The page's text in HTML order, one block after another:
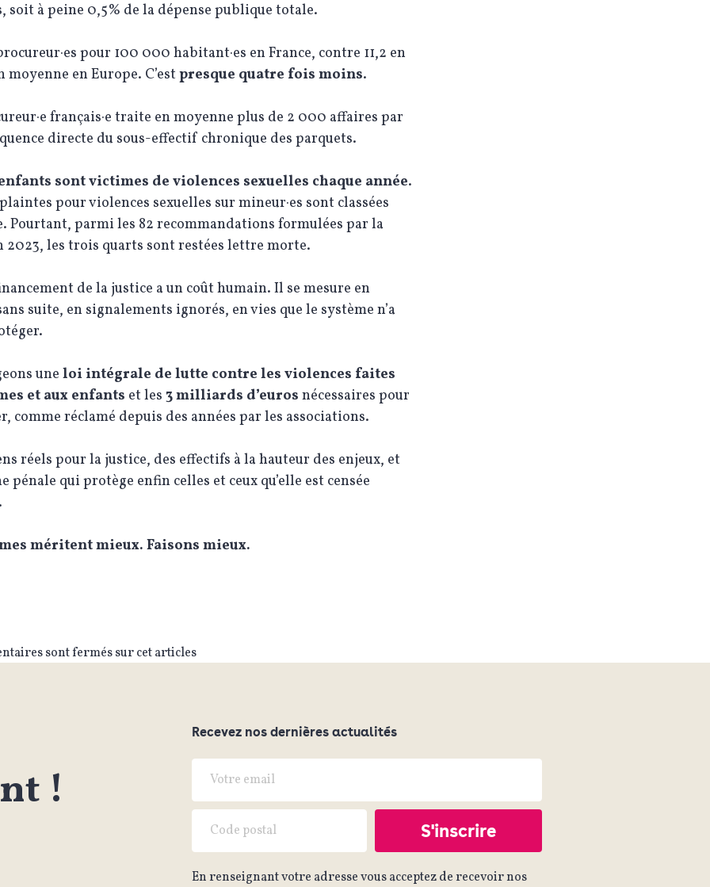
soit à peine 0,5% de la dépense publique totale.
pour 100 000 habitant·es en France, contre 11,2 en
moyenne en Europe. C’est presque quatre fois moins.
français·e traite en moyenne plus de 2 000 affaires par
directe du sous-effectif chronique des parquets.
sont victimes de violences sexuelles chaque année.
pour violences sexuelles sur mineur·es sont classées
Pourtant, parmi les 82 recommandations formulées par la
2023, les trois quarts sont restées lettre morte.
de la justice a un coût humain. Il se mesure en
suite, en signalements ignorés, en vies que le système n’a
une loi intégrale de lutte contre les violences faites
et aux enfants et les 3 milliards d’euros nécessaires pour
comme réclamé depuis des années par les associations.
réels pour la justice, des effectifs à la hauteur des enjeux, et
pénale qui protège enfin celles et ceux qu’elle est censée
méritent mieux. Faisons mieux.
sont fermés sur cet articles
!
Recevez nos dernières actualités
En renseignant votre adresse vous acceptez de recevoir nos